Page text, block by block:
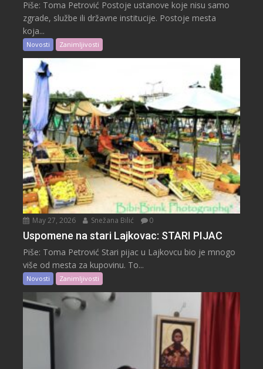
Piše: Toma Petrović Postoje ustanove koje nisu samo
zgrade, službe ili državne institucije. Postoje mesta
koja...
Novosti Zanimljivosti
May 27, 2026 Snežana Bilić 0
Uspomene na stari Lajkovac: STARI PIJAC
Piše: Toma Petrović Stari pijac u Lajkovcu bio je mnogo
više od mesta za kupovinu. To...
Novosti Zanimljivosti